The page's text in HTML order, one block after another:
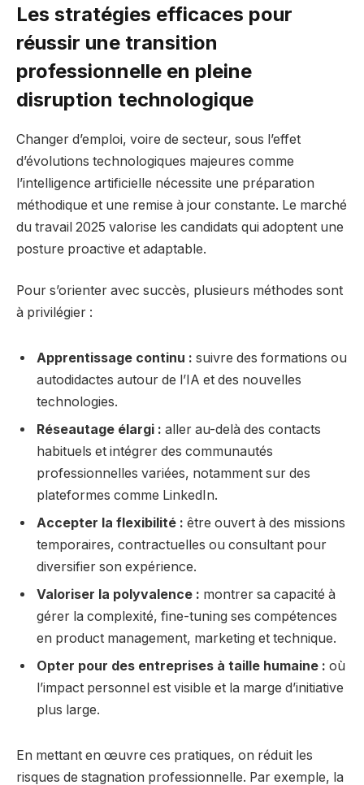
Les stratégies efficaces pour
réussir une transition
professionnelle en pleine
disruption technologique
Changer d’emploi, voire de secteur, sous l’effet
d’évolutions technologiques majeures comme
l’intelligence artificielle nécessite une préparation
méthodique et une remise à jour constante. Le marché
du travail 2025 valorise les candidats qui adoptent une
posture proactive et adaptable.
Pour s’orienter avec succès, plusieurs méthodes sont
à privilégier :
Apprentissage continu : suivre des formations ou
autodidactes autour de l’IA et des nouvelles
technologies.
Réseautage élargi : aller au-delà des contacts
habituels et intégrer des communautés
professionnelles variées, notamment sur des
plateformes comme LinkedIn.
Accepter la flexibilité : être ouvert à des missions
temporaires, contractuelles ou consultant pour
diversifier son expérience.
Valoriser la polyvalence : montrer sa capacité à
gérer la complexité, fine-tuning ses compétences
en product management, marketing et technique.
Opter pour des entreprises à taille humaine : où
l’impact personnel est visible et la marge d’initiative
plus large.
En mettant en œuvre ces pratiques, on réduit les
risques de stagnation professionnelle. Par exemple, la